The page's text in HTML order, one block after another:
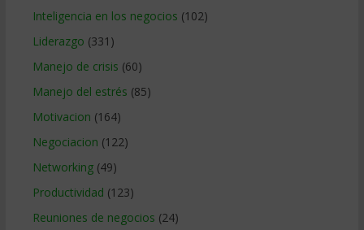
Inteligencia en los negocios (102)
Liderazgo (331)
Manejo de crisis (60)
Manejo del estrés (85)
Motivacion (164)
Negociacion (122)
Networking(49)
Productividad (123)
Reuniones de negocios (24)